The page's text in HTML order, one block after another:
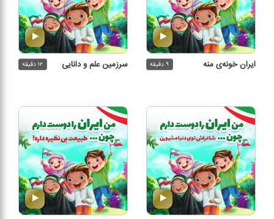
ایران خونه‌‌ی منه ۹ دقیقه سرزمین علم و دانایی ۱۲ دقیقه